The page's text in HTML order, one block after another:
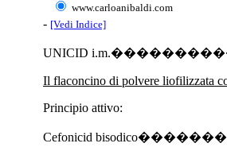
www.carloanibaldi.com
- [Vedi Indice]
UNICID
Il flaconcino di polvere liofilizzata
Principio attivo:
Cefonicid